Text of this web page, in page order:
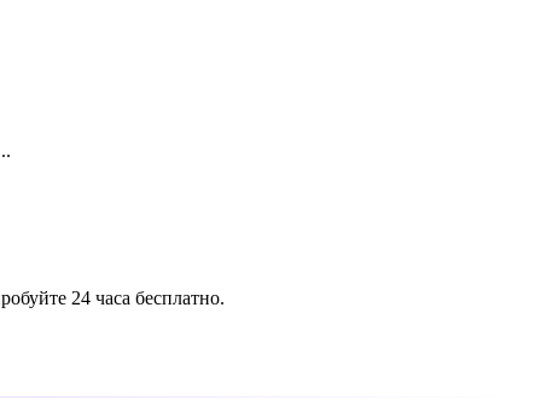
24 часа бесплатно.